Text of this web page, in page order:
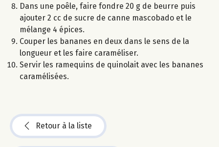
Dans une poêle, faire fondre 20 g de beurre puis
ajouter 2 cc de sucre de canne mascobado et le
mélange 4 épices.
Couper les bananes en deux dans le sens de la
longueur et les faire caraméliser.
Servir les ramequins de quinolait avec les bananes
caramélisées.
Retour à la liste